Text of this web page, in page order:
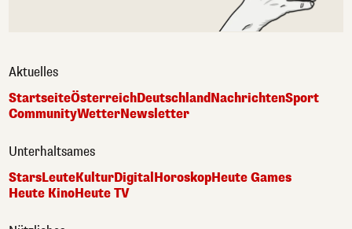
Aktuelles
StartseiteÖsterreichDeutschlandNachrichtenSport
CommunityWetterNewsletter
Unterhaltsames
StarsLeuteKulturDigitalHoroskopHeute Games
Heute KinoHeute TV